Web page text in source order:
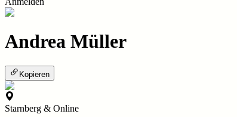
Andrea Müller
Kopieren
Starnberg & Online